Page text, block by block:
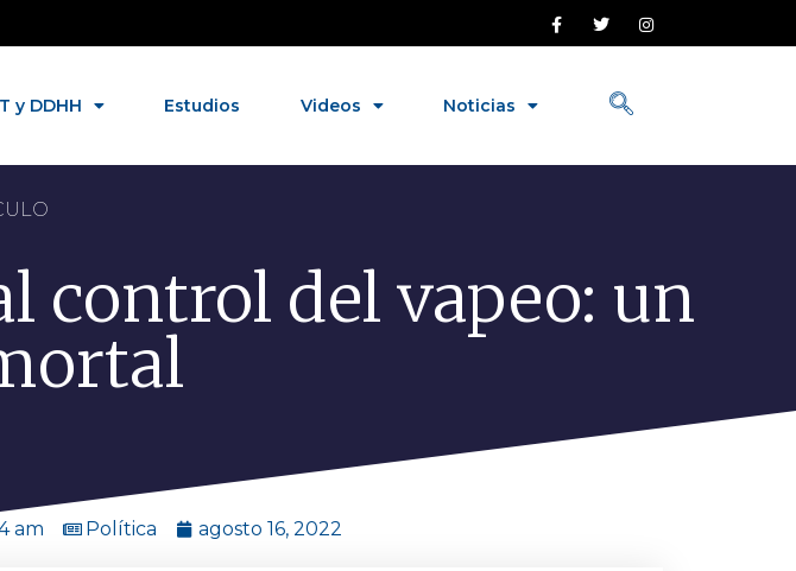
y DDHH Estudios Videos Noticias
control del vapeo: un
am Política agosto 16, 2022